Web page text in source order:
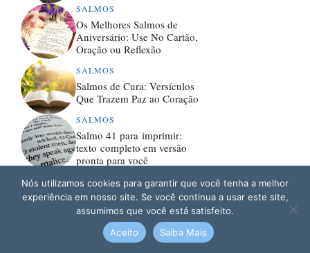
SALMOS
Os Melhores Salmos de
Aniversário: Use No Cartão,
Oração ou Reflexão
SALMOS
Salmos de Cura: Versículos
Que Trazem Paz ao Coração
SALMOS
Salmo 41 para imprimir:
texto completo em versão
pronta para você
Salmo 66 para imprimir:
louvor e gratidão em versão
pronta para guardar
Nós utilizamos cookies para garantir que você tenha a melhor
experiência em nosso site. Se você continua a usar este site,
assumimos que você está satisfeito.
Aceito
Saiba Mais